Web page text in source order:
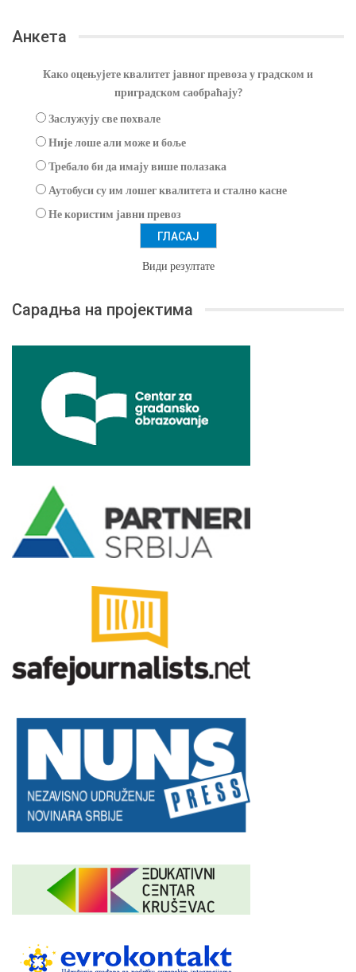
Анкета
Како оцењујете квалитет јавног превоза у градском и
приградском саобраћају?
Заслужују све похвале
Није лоше али може и боље
Требало би да имају више полазака
Аутобуси су им лошег квалитета и стално касне
Не користим јавни превоз
Види резултате
Сарадња на пројектима